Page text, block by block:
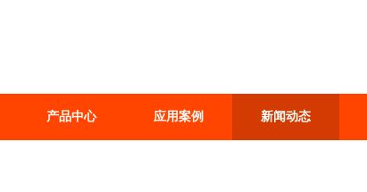
产品中心 应用案例 新闻动态